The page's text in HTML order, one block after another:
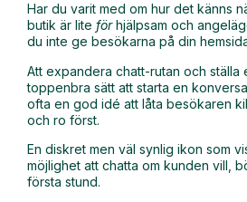
Har du varit med om hur det känns
butik är lite förhjälpsam och
du inte ge besökarna på din
Att expandera chatt-rutan och ställa
toppenbra sätt att starta en
ofta en god idé att låta besökaren
och ro först.
En diskret men väl synlig ikon som
möjlighet att chatta om kunden vill,
första stund.